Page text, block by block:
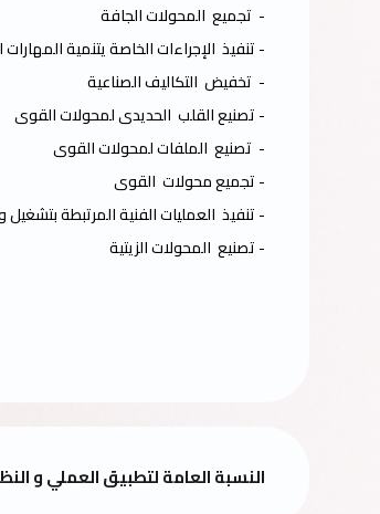
- تجميع المحولات الجافة
- تنفيذ الإجراءات الخاصة يتنمية
- تخفيض التكاليف الصناعية
- تصنيع القلب الحديدى لمحولات القوى
- تصنيع الملفات لمحولات القوى
- تجميع محولات القوى
- تنفيذ العمليات الفنية المرتبطة بتشغيل
- تصنيع المحولات الزيتية
النسبة العامة لتطبيق العملي و